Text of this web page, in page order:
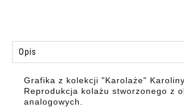
Opis
Grafika z kolekcji "Karolaże"
Reprodukcja kolażu stworzonego z
analogowych.